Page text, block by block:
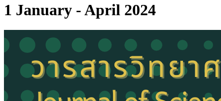
1 January - April 2024